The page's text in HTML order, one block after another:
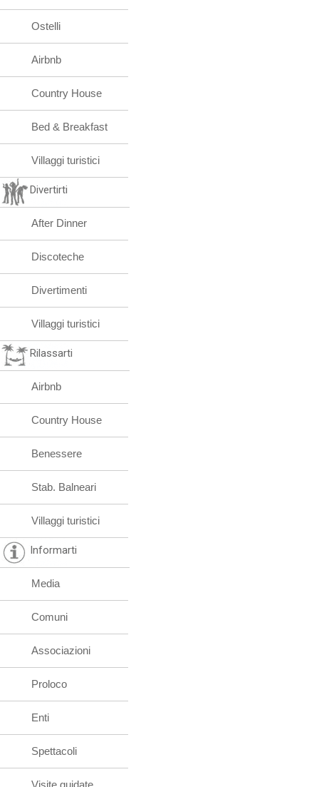
Ostelli
Airbnb
Country House
Bed & Breakfast
Villaggi turistici
Divertirti
After Dinner
Discoteche
Divertimenti
Villaggi turistici
Rilassarti
Airbnb
Country House
Benessere
Stab. Balneari
Villaggi turistici
Informarti
Media
Comuni
Associazioni
Proloco
Enti
Spettacoli
Visite guidate